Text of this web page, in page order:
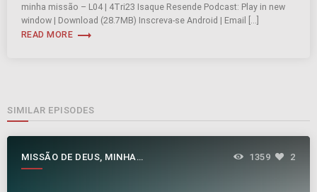
minha missão – L04 | 4Tri23 Isaque Resende Podcast: Play in new
window | Download (28.7MB) Inscreva-se Android | Email […]
READ MORE trending_flat
SIMILAR EPISODES
MISSÃO DE DEUS, MINHA
MISSÃO
1359 2